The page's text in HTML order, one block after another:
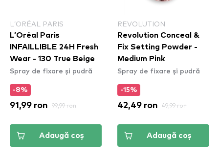
L’ORÉAL PARIS
L’Oréal Paris
INFAILLIBLE 24H Fresh
Wear - 130 True Beige
Spray de fixare și pudră
-8%
91,99 ron 99,99 ron
Adaugă coș
REVOLUTION
Revolution Conceal &
Fix Setting Powder -
Medium Pink
Spray de fixare și pudră
-15%
42,49 ron 49,99 ron
Adaugă coș